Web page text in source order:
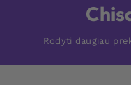
Rodyti daugiau